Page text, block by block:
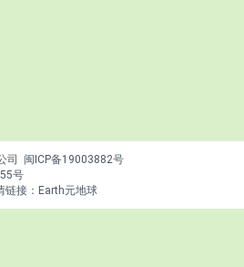
司
闽ICP备19003882号
号
链接： Earth元地球